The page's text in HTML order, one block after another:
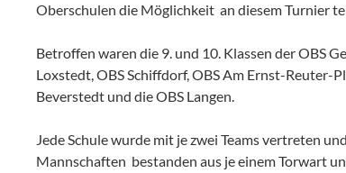
Oberschulen die Möglichkeit an diesem Turnier
Betroffen waren die 9. und 10. Klassen der OBS
Loxstedt, OBS Schiffdorf, OBS Am Ernst-Reuter-
Beverstedt und die OBS Langen.
Jede Schule wurde mit je zwei Teams vertreten
Mannschaften bestanden aus je einem Torwart